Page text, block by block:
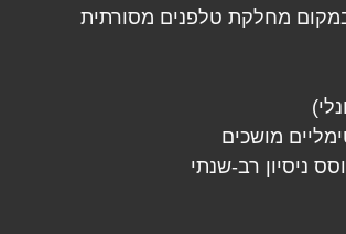
מחלקת טלפנים מסורתית
מושכים
ניסיון רב-שנתי